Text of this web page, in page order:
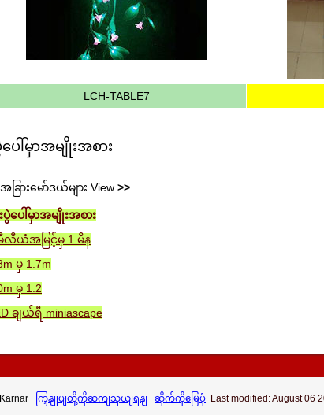
LCH-TABLE7
ပေါ်မှာအမျိုးအစား
ားမော်ဒယ်များ View >>
ပွဲပေါ်မှာအမျိုးအစား
လီယံအမြင့်မှ 1 မိန
မှ 1.7m
မှ 1.2
ချယ်ရီ miniascape
ကြှနျုပျတို့ကိုဆကျသှယျရနျ ဆိုက်ကိုမြေပုံ Last modified: August 06